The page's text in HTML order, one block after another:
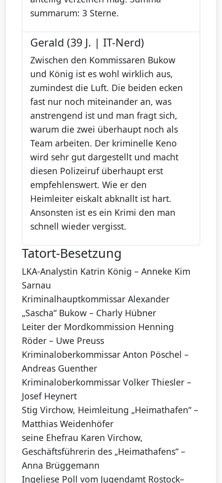
summarum: 3 Sterne.
Gerald (39 J. | IT-Nerd)
Zwischen den Kommissaren Bukow
und König ist es wohl wirklich aus,
zumindest die Luft. Die beiden ecken
fast nur noch miteinander an, was
anstrengend ist und man fragt sich,
warum die zwei überhaupt noch als
Team arbeiten. Der kriminelle Keno
wird sehr gut dargestellt und macht
diesen Polizeiruf überhaupt erst
empfehlenswert. Wie er den
Heimleiter eiskalt abknallt ist hart.
Ansonsten ist es ein Krimi den man
schnell wieder vergisst.
Tatort-Besetzung
LKA-Analystin Katrin König – Anneke Kim
Sarnau
Kriminalhauptkommissar Alexander
„Sascha“ Bukow – Charly Hübner
Leiter der Mordkommission Henning
Röder – Uwe Preuss
Kriminaloberkommissar Anton Pöschel –
Andreas Guenther
Kriminaloberkommissar Volker Thiesler –
Josef Heynert
Stig Virchow, Heimleitung „Heimathafen“ –
Matthias Weidenhöfer
seine Ehefrau Karen Virchow,
Geschäftsführerin des „Heimathafens“ –
Anna Brüggemann
Ingeliese Poll vom Jugendamt Rostock–